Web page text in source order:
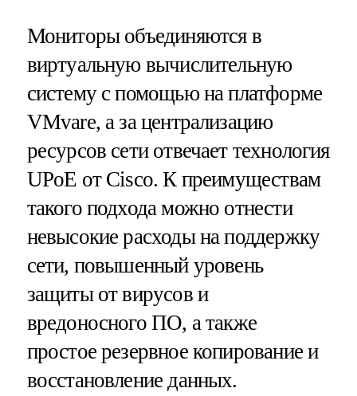
Мониторы объединяются в
виртуальную вычислительную
систему с помощью на платформе
VMvare, а за централизацию
ресурсов сети отвечает технология
UPoE от Cisco. К преимуществам
такого подхода можно отнести
невысокие расходы на поддержку
сети, повышенный уровень
защиты от вирусов и
вредоносного ПО, а также
простое резервное копирование и
восстановление данных.